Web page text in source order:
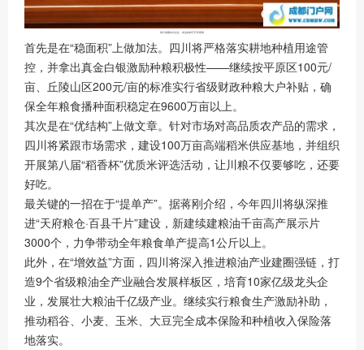
四川省委农办主任、农业农村厅厅长蒋刚
首先是在“稳面积”上做加法。四川将严格落实耕地种植用途管
控，并拿出真金白银激励种粮积极性——继续按平原区100元/
亩、丘陵山区200元/亩的标准实行省级财政种粮大户补贴，确
保全年粮食播种面积稳定在9600万亩以上。
其次是在“优结构”上做文章。针对市场对高品质农产品的需求，
四川将紧跟市场需求，建设100万亩高端稻米供应基地，并组织
开展第八届“稻香杯”优质米评选活动，让川粮不仅要够吃，还要
好吃。
最关键的一招在于“提单产”。据蒋刚介绍，今年四川将纵深推
进“天府粮仓·百县千片”建设，新建续建粮油千亩高产展示片
3000个，力争带动全年粮食单产提高1公斤以上。
此外，在“增效益”方面，四川将深入推进粮油产业建圈强链，打
造9个省级粮油全产业融合发展样板区，培育10家亿级龙头企
业，发展壮大粮油千亿级产业。继续实行粮食生产激励补助，
推动稻谷、小麦、玉米、大豆完全成本保险和种植收入保险落
地落实。